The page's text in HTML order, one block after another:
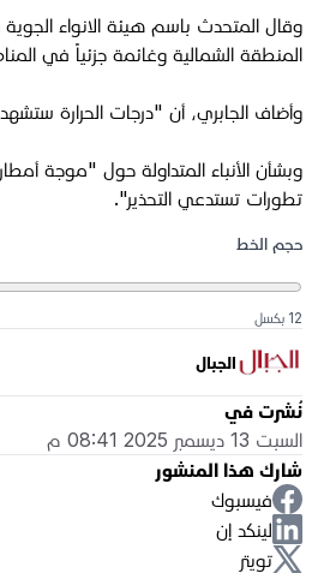
وقال المتحدث باسم هيئة الانواء
المنطقة الشمالية وغائمة جزئياً في
وأضاف الجابري، أن "درجات الحرارة
وبشأن الأنباء المتداولة حول "موجة
تطورات تستدعي التحذير".
حجم الخط
12 بكسل
الجبال
نُشرت في
السبت 13 ديسمبر 2025 08:41 م
شارك هذا المنشور
فيسبوك
لينكد إن
تويتر